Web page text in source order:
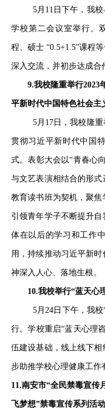
5月11日下午，我
学校第二会议室举行。
程、硕士 “0.5+1.5”课程
深入交流，并初步达成合
9.我校隆重举行2023
平新时代中国特色社会主
5月17日，我校隆
贯彻习近平新时代中国
式。表彰大会以“青春心
与文艺表演相结合的形
教育读书班为契机，聚焦
引领青年学子不断提升
体在以后的学习和工作
用，持续推动习近平新
神深入人心、落地生根。
10.我校举行“蓝天心
5月24日下午，我
行。学校重启“蓝天心理
伍建设基础，线上线下
步助推学校心理健康工作
11.南安市“全民禁毒宣传
飞梦想”禁毒宣传系列活